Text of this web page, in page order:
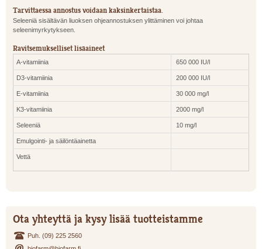
Tarvittaessa annostus voidaan kaksinkertaistaa.
Seleeniä sisältävän liuoksen ohjeannostuksen ylittäminen voi johtaa
seleenimyrkytykseen.
Ravitsemukselliset lisäaineet
A-vitamiinia 650 000 IU/l
D3-vitamiinia 200 000 IU/l
E-vitamiinia 30 000 mg/l
K3-vitamiinia 2000 mg/l
Seleeniä 10 mg/l
Emulgointi- ja säilöntäainetta
Vettä
Ota yhteyttä ja kysy lisää tuotteistamme
Puh. (09) 225 2560